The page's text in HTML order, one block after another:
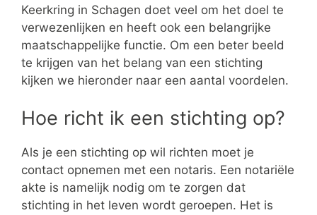
Keerkring in Schagen doet veel om het doel te
verwezenlijken en heeft ook een belangrijke
maatschappelijke functie. Om een beter beeld
te krijgen van het belang van een stichting
kijken we hieronder naar een aantal voordelen.
Hoe richt ik een stichting op?
Als je een stichting op wil richten moet je
contact opnemen met een notaris. Een notariële
akte is namelijk nodig om te zorgen dat
stichting in het leven wordt geroepen. Het is